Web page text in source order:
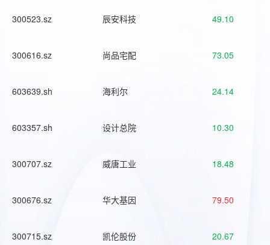
300523.sz 辰安科技 49.10
300616.sz 尚品宅配 73.05
603639.sh 海利尔 24.14
603357.sh 设计总院 10.30
300707.sz 威唐工业 18.48
300676.sz 华大基因 79.50
300715.sz 凯伦股份 20.67